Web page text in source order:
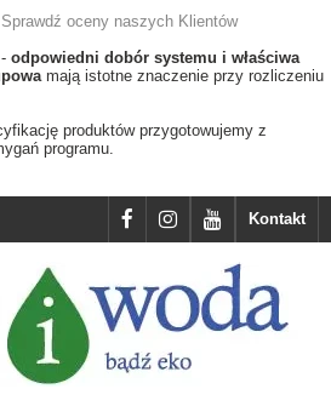
Sprawdź oceny naszych Klientów
- odpowiedni dobór systemu i właściwa
mają istotne znaczenie przy rozliczeniu
produktów przygotowujemy z
programu.
Kontakt